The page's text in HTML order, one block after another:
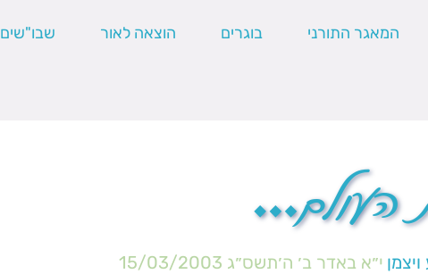
המאגר התורני בוגרים הוצאה לאור שבו"שים
העולם…
י״א באדר ב׳ ה׳תשס״ג 15/03/2003